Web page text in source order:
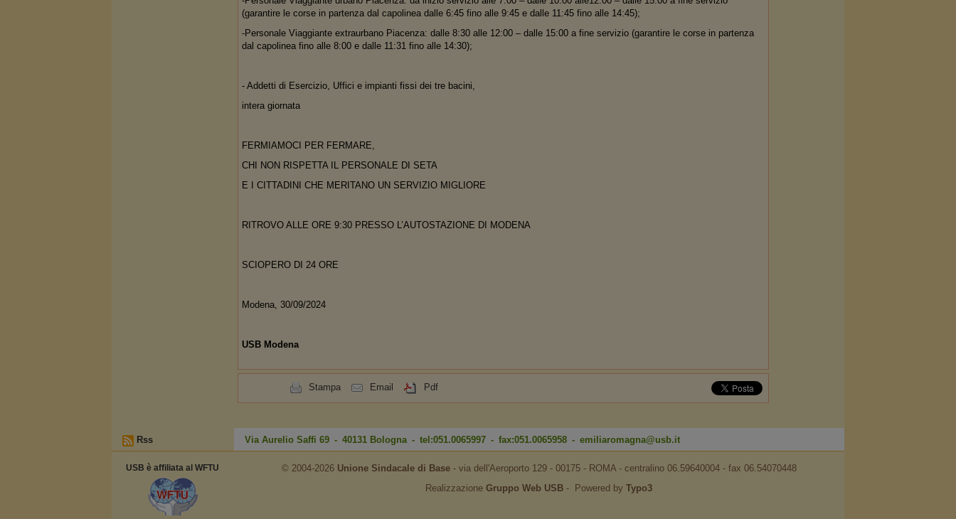
(garantire le corse in partenza dal capolinea dalle 6:45 fino alle 9:45 e dalle 11:45 fino alle 14:45);
-Personale Viaggiante extraurbano Piacenza: dalle 8:30 alle 12:00 – dalle 15:00 a fine servizio (garantire le corse in partenza
dal capolinea fino alle 8:00 e dalle 11:31 fino alle 14:30);
- Addetti di Esercizio, Uffici e impianti fissi dei tre bacini,
intera giornata
FERMIAMOCI PER FERMARE,
CHI NON RISPETTA IL PERSONALE DI SETA
E I CITTADINI CHE MERITANO UN SERVIZIO MIGLIORE
RITROVO ALLE ORE 9:30 PRESSO L’AUTOSTAZIONE DI MODENA
SCIOPERO DI 24 ORE
Modena, 30/09/2024
USB Modena
Stampa Email Pdf
Rss Via Aurelio Saffi 69 - 40131 Bologna - tel:051.0065997 - fax:051.0065958 - emiliaromagna@usb.it
USB è affiliata al WFTU © 2004-2026 Unione Sindacale di Base‐ via dell'Aeroporto 129 - 00175 - ROMA - centralino 06.59640004 - fax 06.54070448
RealizzazioneGruppo Web USB ‐ Powered byTypo3